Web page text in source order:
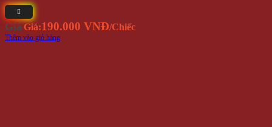
Giá Giá:190.000 VNĐ/Chiếc
Thêm vào giỏ hàng